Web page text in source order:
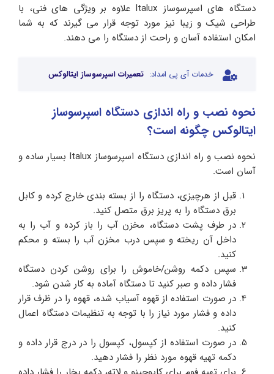
دستگاه های اسپرسوساز Italux علاوه بر ویژگی های فنی، با
طراحی شیک و زیبا نیز مورد توجه قرار می گیرند که به شما
امکان استفاده آسان و راحت از دستگاه را می دهند.
خدمات آی پی امداد: تعمیرات اسپرسوساز ایتالوکس
نحوه نصب و راه اندازی دستگاه اسپرسوساز
ایتالوکس چگونه است؟
نحوه نصب و راه اندازی دستگاه اسپرسوساز Italux بسیار ساده و
آسان است.
قبل از هرچیزی، دستگاه را از بسته بندی خارج کرده و کابل
برق دستگاه را به پریز برق متصل کنید.
در طرف پشت دستگاه، مخزن آب را باز کرده و آب را به
داخل آن ریخته و سپس درب مخزن آب را بسته و محکم
کنید.
سپس دکمه روشن/خاموش را برای روشن کردن دستگاه
فشار داده و صبر کنید تا دستگاه آماده به کار شدن شود.
در صورت استفاده از قهوه آسیاب شده، قهوه را در ظرف قرار
داده و فشار مورد نیاز را با توجه به تنظیمات دستگاه اعمال
کنید.
در صورت استفاده از کپسول، کپسول را در درج قرار داده و
دکمه تهیه قهوه مورد نظر را فشار دهید.